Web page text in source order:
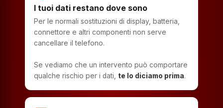
I tuoi dati restano dove sono
Per le normali sostituzioni di display, batteria,
connettore e altri componenti non serve
cancellare il telefono.
Se vediamo che un intervento può comportare
qualche rischio per i dati, te lo diciamo prima.